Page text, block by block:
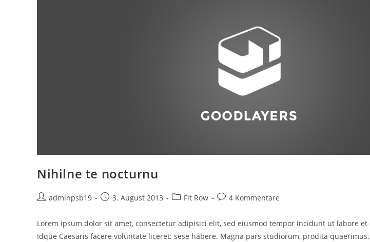
Nihilne te nocturnu
Beitrags-
adminpsb19
Beitrag3. August 2013
Beitrags-
Fit Row
Beitrags-
4 Kommentare
Lorem ipsum dolor sit amet, consectetur adipisici elit, sed eiusmod tempor incidunt ut labore et
Idque Caesaris facere voluntate liceret: sese habere. Magna pars studiorum, prodita